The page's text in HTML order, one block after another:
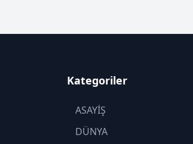
Kategoriler
ASAYİŞ
DÜNYA